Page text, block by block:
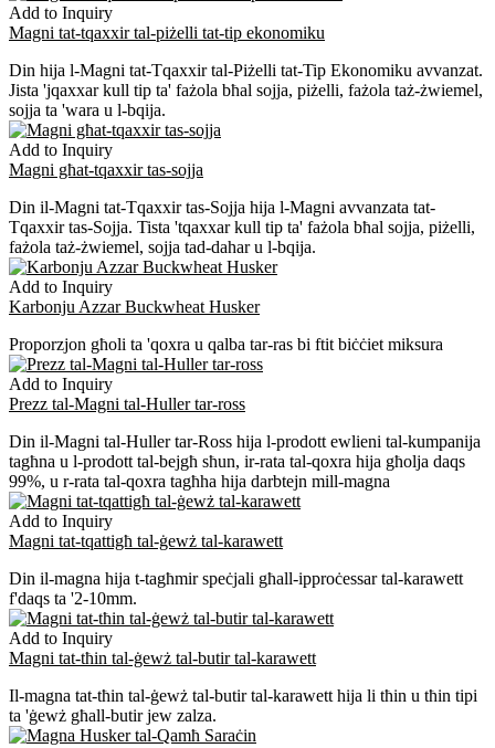
Add to Inquiry
Magni tat-tqaxxir tal-piżelli tat-tip ekonomiku
Din hija l-Magni tat-Tqaxxir tal-Piżelli tat-Tip Ekonomiku avvanzat.
Jista 'jqaxxar kull tip ta' fażola bħal sojja, piżelli, fażola taż-żwiemel,
sojja ta 'wara u l-bqija.
Add to Inquiry
Magni għat-tqaxxir tas-sojja
Din il-Magni tat-Tqaxxir tas-Sojja hija l-Magni avvanzata tat-
Tqaxxir tas-Sojja. Tista 'tqaxxar kull tip ta' fażola bħal sojja, piżelli,
fażola taż-żwiemel, sojja tad-dahar u l-bqija.
Add to Inquiry
Karbonju Azzar Buckwheat Husker
Proporzjon għoli ta 'qoxra u qalba tar-ras bi ftit biċċiet miksura
Add to Inquiry
Prezz tal-Magni tal-Huller tar-ross
Din il-Magni tal-Huller tar-Ross hija l-prodott ewlieni tal-kumpanija
tagħna u l-prodott tal-bejgħ sħun, ir-rata tal-qoxra hija għolja daqs
99%, u r-rata tal-qoxra tagħha hija darbtejn mill-magna
Add to Inquiry
Magni tat-tqattigħ tal-ġewż tal-karawett
Din il-magna hija t-tagħmir speċjali għall-ipproċessar tal-karawett
f'daqs ta '2-10mm.
Add to Inquiry
Magni tat-tħin tal-ġewż tal-butir tal-karawett
Il-magna tat-tħin tal-ġewż tal-butir tal-karawett hija li tħin u tħin tipi
ta 'ġewż għall-butir jew zalza.